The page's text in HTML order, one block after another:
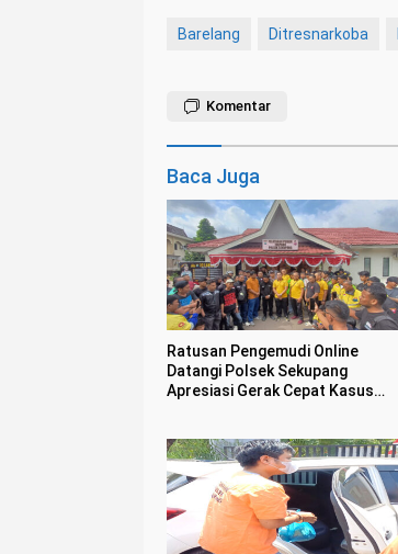
Barelang Ditresnarkoba
Komentar
Baca Juga
Ratusan Pengemudi Online
Datangi Polsek Sekupang
Apresiasi Gerak Cepat Kasus